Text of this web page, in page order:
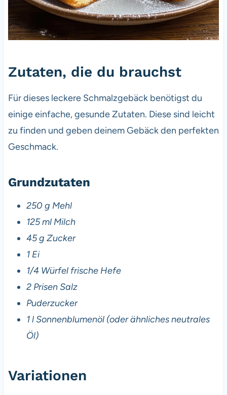
Zutaten, die du brauchst
Für dieses leckere Schmalzgebäck benötigst du
einige einfache, gesunde Zutaten. Diese sind leicht
zu finden und geben deinem Gebäck den perfekten
Geschmack.
Grundzutaten
250 g Mehl
125 ml Milch
45 g Zucker
1 Ei
1/4 Würfel frische Hefe
2 Prisen Salz
Puderzucker
1 l Sonnenblumenöl (oder ähnliches neutrales
Öl)
Variationen